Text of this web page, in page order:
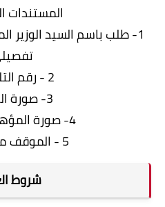
المستندات
1- طلب باسم السيد الوزير
2 - رقم التليفون .
3- صورة البطاقة
4- صورة المؤهل الدراسي
5 - الموقف من التجنيد
شروط